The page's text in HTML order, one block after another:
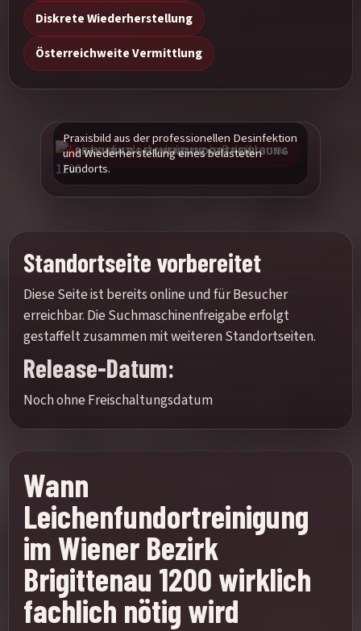
Diskrete Wiederherstellung
Österreichweite Vermittlung
PRAXISBILD LEICHENFUNDORTREINIGUNG
Praxisbild aus der professionellen Desinfektion
und Wiederherstellung eines belasteten
Fundorts.
Standortseite vorbereitet
Diese Seite ist bereits online und für Besucher
erreichbar. Die Suchmaschinenfreigabe erfolgt
gestaffelt zusammen mit weiteren Standortseiten.
Release-Datum:
Noch ohne Freischaltungsdatum
Wann
Leichenfundortreinigung
im Wiener Bezirk
Brigittenau 1200 wirklich
fachlich nötig wird